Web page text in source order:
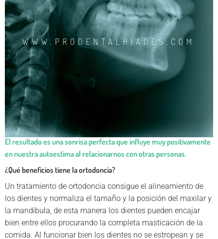
El resultado es una sonrisa perfecta que influye muy positivamente
en nuestra autoestima al relacionarnos con otras personas.
¿Qué beneficios tiene la ortodoncia?
Un tratamiento de ortodoncia consigue el alineamiento de
los dientes y normaliza el tamaño y la posición del maxilar y
la mandíbula, de esta manera los dientes pueden encajar
bien entre ellos procurando la completa masticación de la
comida. Al funcionar bien los dientes no se estropean y se